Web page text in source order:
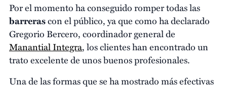
Por el momento ha conseguido romper todas las
barrerascon el público, ya que como ha declarado
Gregorio Bercero, coordinador general de
Manantial Integra, los clientes han encontrado un
trato excelente de unos buenos profesionales.
Una de las formas que se ha mostrado más efectivas